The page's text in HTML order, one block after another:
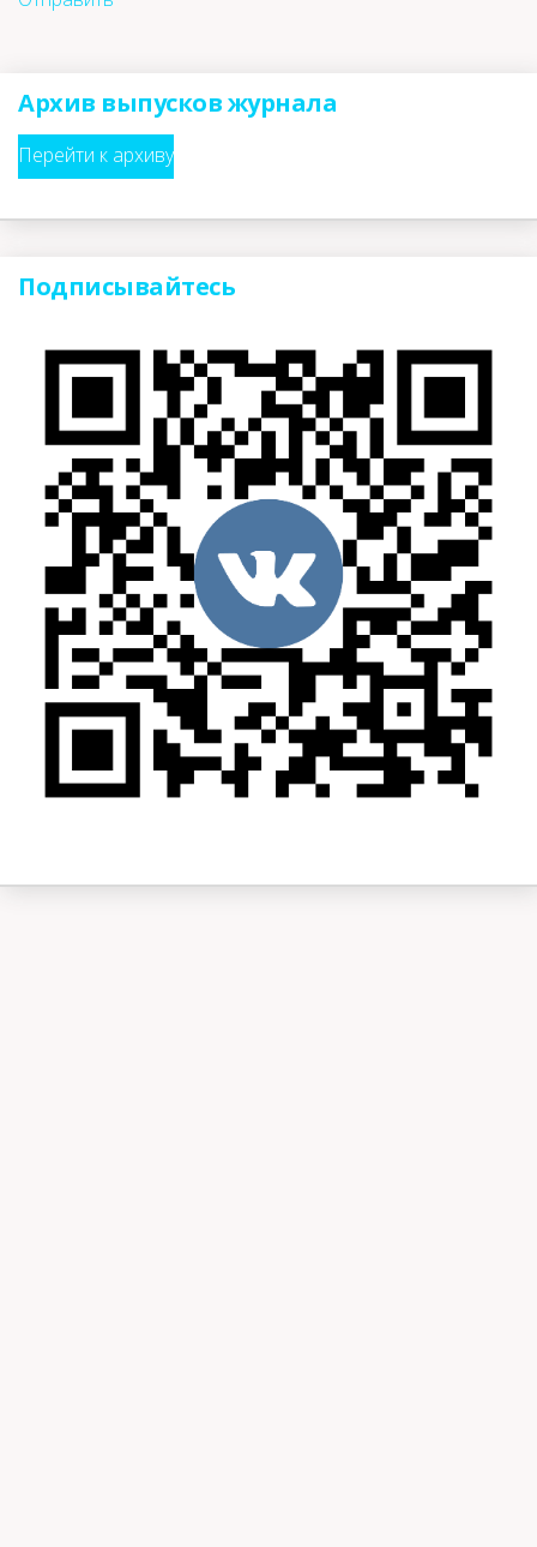
Архив выпусков журнала
Перейти к архиву
Подписывайтесь